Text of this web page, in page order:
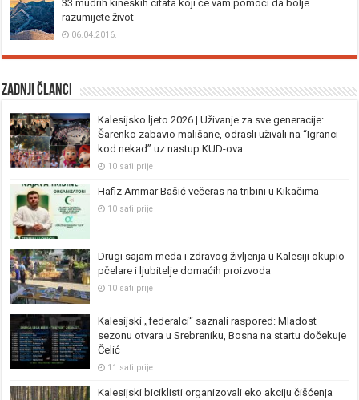
33 mudrih kineskih citata koji će vam pomoći da bolje
razumijete život
06.04.2016.
Zadnji članci
Kalesijsko ljeto 2026 | Uživanje za sve generacije:
Šarenko zabavio mališane, odrasli uživali na “Igranci
kod nekad” uz nastup KUD-ova
10 sati prije
Hafiz Ammar Bašić večeras na tribini u Kikačima
10 sati prije
Drugi sajam meda i zdravog življenja u Kalesiji okupio
pčelare i ljubitelje domaćih proizvoda
10 sati prije
Kalesijski „federalci“ saznali raspored: Mladost
sezonu otvara u Srebreniku, Bosna na startu dočekuje
Čelić
11 sati prije
Kalesijski biciklisti organizovali eko akciju čišćenja